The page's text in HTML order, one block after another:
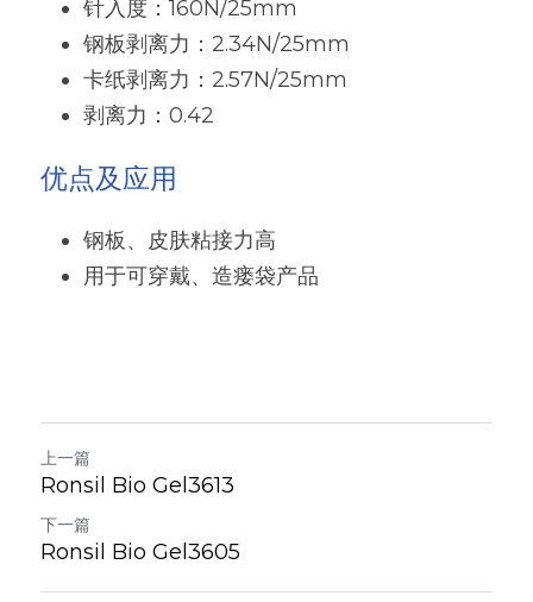
杀菌防腐和罐内保护剂
增稠剂和分散剂
纺织助剂
光稳定剂和抗氧化剂
白炭黑
粉末涂料树脂
硅油
最新发布
English
针入度：160N/25mm
钢板剥离力：2.34N/25mm
卡纸剥离力：2.57N/25mm
剥离力：0.42
优点及应用
钢板、皮肤粘接力高
用于可穿戴、造瘘袋产品
上一篇
Ronsil Bio Gel3613
下一篇
Ronsil Bio Gel3605